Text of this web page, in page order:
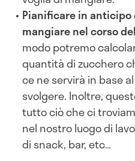
Pianificare in anticipo
mangiare nel corso
modo potremo
quantità di zucchero
ce ne servirà in base
svolgere. Inoltre,
tutto ciò che ci
nel nostro luogo di
di snack, bar, etc…